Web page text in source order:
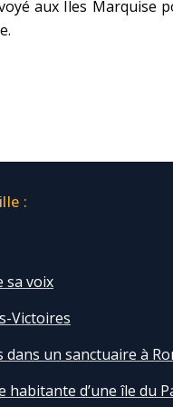
aux Îles Marquise
:
sa voix
Victoires
un sanctuaire à
d’une île du